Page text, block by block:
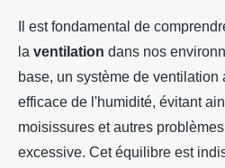
Il est fondamental de
la ventilation dans nos
base, un système de ventilation
efficace de l'humidité, évitant
moisissures et autres
excessive. Cet équilibre est